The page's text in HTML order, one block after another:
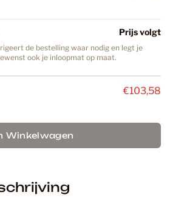
Prijs volgt
de bestelling waar nodig en legt je
ook je inloopmat op maat.
€103,58
Winkelwagen